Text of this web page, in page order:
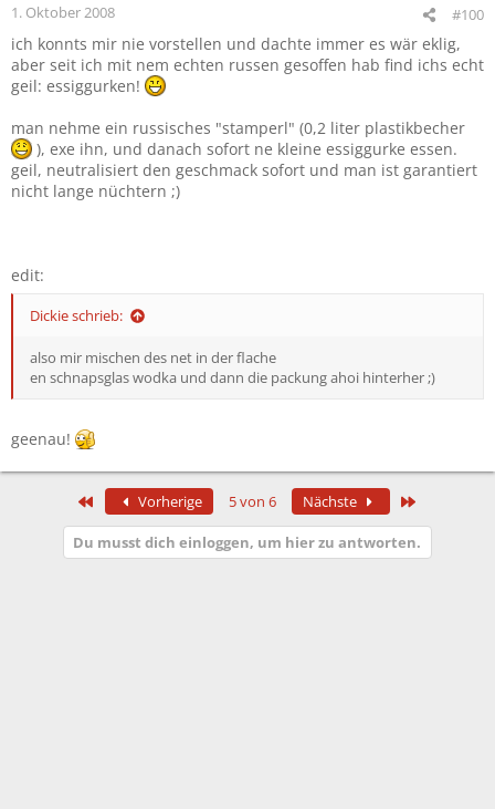
1. Oktober 2008 #100
ich konnts mir nie vorstellen und dachte immer es wär eklig,
aber seit ich mit nem echten russen gesoffen hab find ichs echt
geil: essiggurken!
man nehme ein russisches "stamperl" (0,2 liter plastikbecher
), exe ihn, und danach sofort ne kleine essiggurke essen.
geil, neutralisiert den geschmack sofort und man ist garantiert
nicht lange nüchtern ;)
edit:
Dickie schrieb:
also mir mischen des net in der flache
en schnapsglas wodka und dann die packung ahoi hinterher ;)
geenau!
Erste Vorherige 5 von 6 Nächste
Du musst dich einloggen, um hier zu antworten.